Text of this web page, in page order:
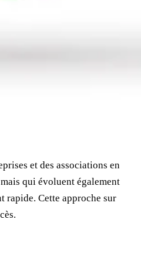
et des associations en
qui évoluent également
rapide. Cette approche sur